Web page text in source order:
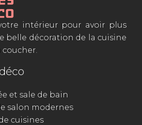
intérieur pour avoir plus
belle décoration de la cuisine
et sale de bain
salon modernes
cuisines